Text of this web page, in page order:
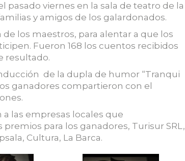
viernes en la sala de teatro de la
y amigos de los galardonados.
los maestros, para alentar a que los
Fueron 168 los cuentos recibidos
resultado.
de la dupla de humor “Tranqui
ganadores compartieron con el
las empresas locales que
para los ganadores, Turisur SRL,
Cultura, La Barca.